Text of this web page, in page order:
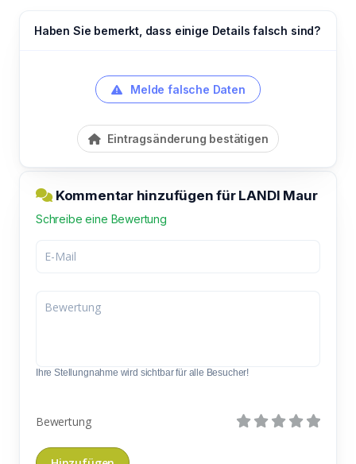
Haben Sie bemerkt, dass einige Details falsch sind?
Melde falsche Daten
Eintragsänderung bestätigen
Kommentar hinzufügen für LANDI Maur
Schreibe eine Bewertung
Ihre Stellungnahme wird sichtbar für alle Besucher!
Bewertung